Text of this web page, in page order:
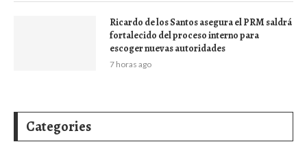
Ricardo de los Santos asegura el PRM saldrá
fortalecido del proceso interno para
escoger nuevas autoridades
7 horas ago
Categories